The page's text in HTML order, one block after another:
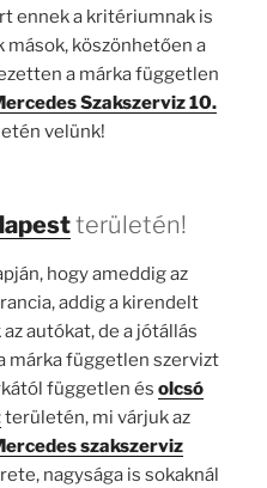
ennek a kritériumnak is
mások, köszönhetően a
a márka független
Szakszerviz 10.
velünk!
területén!
hogy ameddig az
addig a kirendelt
autókat, de a jótállás
márka független szervizt
független és olcsó
területén, mi várjuk az
szakszerviz
nagysága is sokaknál